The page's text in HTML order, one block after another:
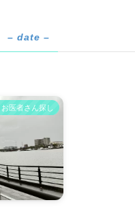
– date –
お医者さん探し